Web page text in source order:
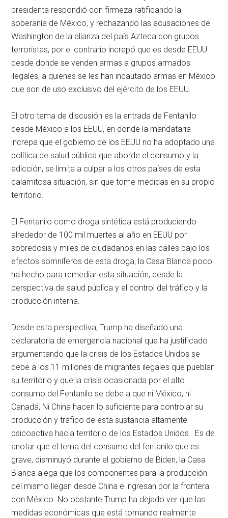
presidenta respondió con firmeza ratificando la
soberanía de México, y rechazando las acusaciones de
Washington de la alianza del país Azteca con grupos
terroristas, por el contrario increpó que es desde EEUU
desde donde se venden armas a grupos armados
ilegales, a quienes se les han incautado armas en México
que son de uso exclusivo del ejército de los EEUU.
El otro tema de discusión es la entrada de Fentanilo
desde México a los EEUU, en donde la mandataria
increpa que el gobierno de los EEUU no ha adoptado una
política de salud pública que aborde el consumo y la
adicción, se limita a culpar a los otros países de esta
calamitosa situación, sin que tome medidas en su propio
territorio.
El Fentanilo como droga sintética está produciendo
alrededor de 100 mil muertes al año en EEUU por
sobredosis y miles de ciudadanos en las calles bajo los
efectos somníferos de esta droga, la Casa Blanca poco
ha hecho para remediar esta situación, desde la
perspectiva de salud pública y el control del tráfico y la
producción interna.
Desde esta perspectiva, Trump ha diseñado una
declaratoria de emergencia nacional que ha justificado
argumentando que la crisis de los Estados Unidos se
debe a los 11 millones de migrantes ilegales que pueblan
su territorio y que la crisis ocasionada por el alto
consumo del Fentanilo se debe a que ni México, ni
Canadá, Ni China hacen lo suficiente para controlar su
producción y tráfico de esta sustancia altamente
psicoactiva hacia territorio de los Estados Unidos. Es de
anotar que el tema del consumo del fentanilo que es
grave, disminuyó durante el gobierno de Biden, la Casa
Blanca alega que los componentes para la producción
del mismo llegan desde China e ingresan por la frontera
con México. No obstante Trump ha dejado ver que las
medidas económicas que está tomando realmente